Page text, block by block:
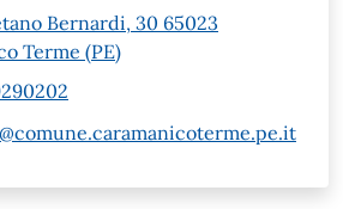
Bernardi, 30 65023
Terme (PE)